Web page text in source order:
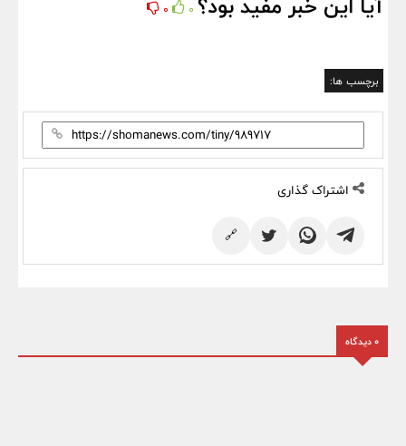
0
0
برچسب ها:
اشتراک گذاری
🔗
0 دیدگاه